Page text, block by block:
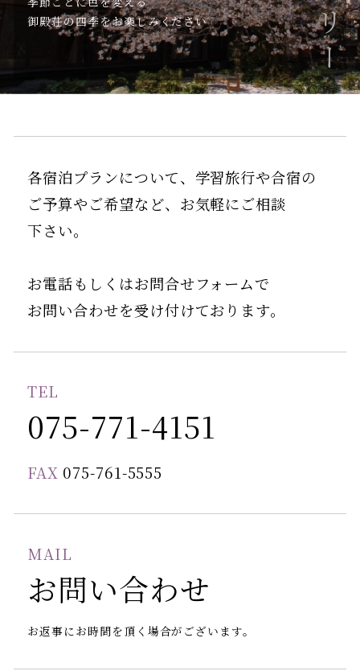
御殿荘の四季をお楽しみください
各宿泊プランについて、学習旅行や合宿の
ご予算やご希望など、お気軽にご相談
下さい。
お電話もしくはお問合せフォームで
お問い合わせを受け付けております。
TEL
075-771-4151
FAX 075-761-5555
MAIL
お問い合わせ
お返事にお時間を頂く場合がございます。